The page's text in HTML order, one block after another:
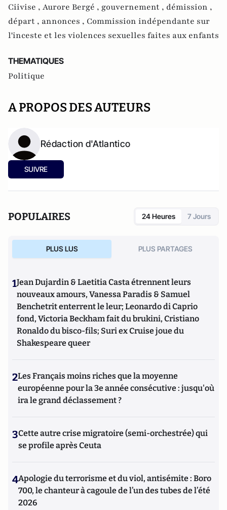
Ciivise , Aurore Bergé , gouvernement , démission ,
départ , annonces , Commission indépendante sur
l'inceste et les violences sexuelles faites aux enfants
THEMATIQUES
Politique
A PROPOS DES AUTEURS
Rédaction d'Atlantico
SUIVRE
POPULAIRES 24 Heures 7 Jours
PLUS LUS PLUS PARTAGES
1Jean Dujardin & Laetitia Casta étrennent leurs
nouveaux amours, Vanessa Paradis & Samuel
Benchetrit enterrent le leur; Leonardo di Caprio
fond, Victoria Beckham fait du brukini, Cristiano
Ronaldo du bisco-fils; Suri ex Cruise joue du
Shakespeare queer
2Les Français moins riches que la moyenne
européenne pour la 3e année consécutive : jusqu'où
ira le grand déclassement ?
3Cette autre crise migratoire (semi-orchestrée) qui
se profile après Ceuta
4Apologie du terrorisme et du viol, antisémite : Boro
700, le chanteur à cagoule de l’un des tubes de l’été
2026